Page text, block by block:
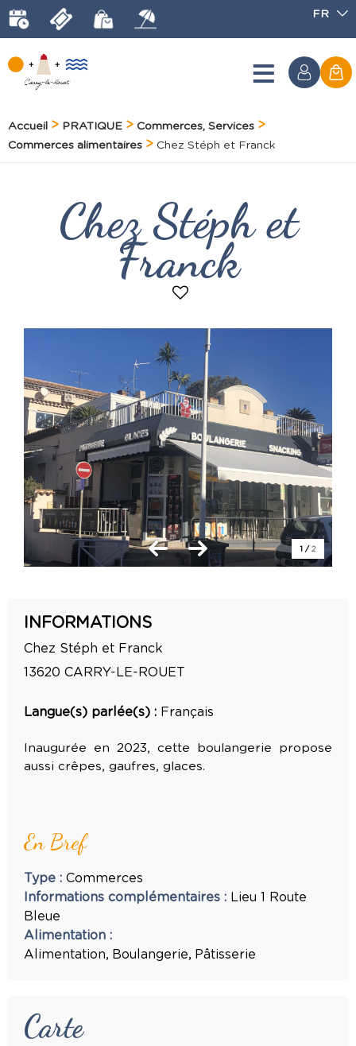
FR
Accueil PRATIQUE
Commerces, Services
Commerces alimentaires
Chez Stéph et Franck
Chez Stéph et
Franck
1 /2
INFORMATIONS
Chez Stéph et Franck
13620 CARRY-LE-ROUET
Langue(s) parlée(s) : Français
Inaugurée en 2023, cette boulangerie propose
aussi crêpes, gaufres, glaces.
En Bref
Type : Commerces
Informations complémentaires : Lieu 1 Route
Bleue
Alimentation :
Alimentation Boulangerie Pâtisserie
Carte